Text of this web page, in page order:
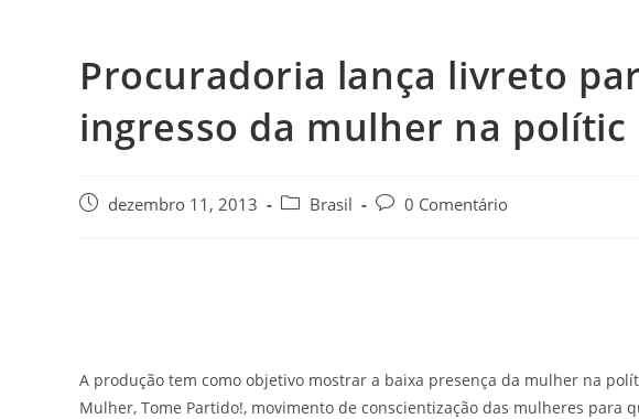
Procuradoria lança livreto
ingresso da mulher na polític
dezembro 11, 2013 Brasil 0 Comentário
A produção tem como objetivo mostrar a baixa presença da mulher na
Mulher, Tome Partido!, movimento de conscientização das mulheres para